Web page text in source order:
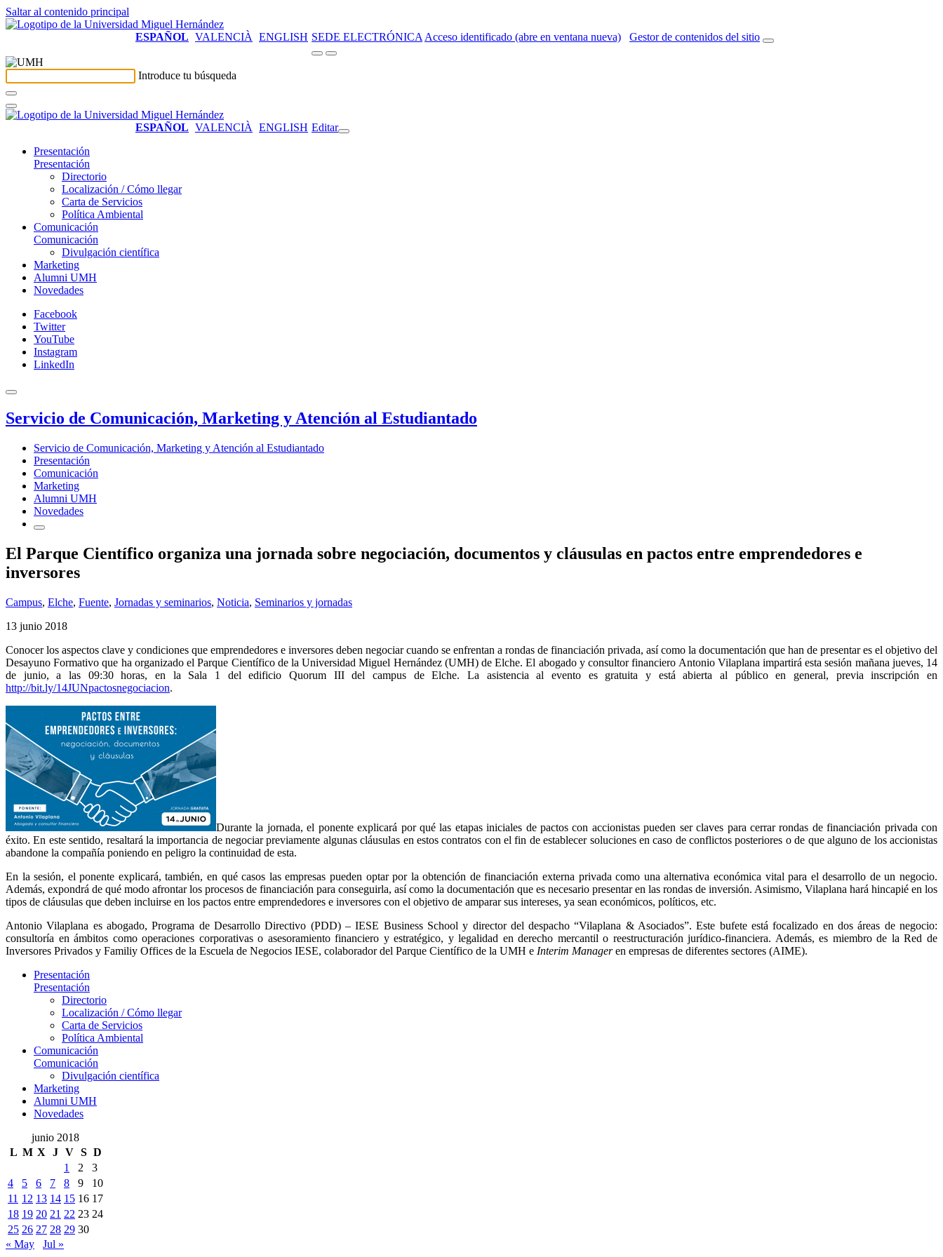
Saltar al contenido principal
ESPAÑOL VALENCIÀ ENGLISH SEDE ELECTRÓNICA Acceso identificado (abre en ventana nueva) Gestor de contenidos del sitio
Introduce tu búsqueda
ESPAÑOL VALENCIÀ ENGLISH Editar
Presentación
Presentación
Directorio
Localización / Cómo llegar
Carta de Servicios
Política Ambiental
Comunicación
Comunicación
Divulgación científica
Marketing
Alumni UMH
Novedades
Facebook
Twitter
YouTube
Instagram
LinkedIn
Servicio de Comunicación, Marketing y Atención al Estudiantado
Servicio de Comunicación, Marketing y Atención al Estudiantado
Presentación
Comunicación
Marketing
Alumni UMH
Novedades
El Parque Científico organiza una jornada sobre negociación, documentos y cláusulas en pactos entre emprendedores e
inversores
Campus, Elche, Fuente, Jornadas y seminarios, Noticia, Seminarios y jornadas
13 junio 2018
Conocer los aspectos clave y condiciones que emprendedores e inversores deben negociar cuando se enfrentan a rondas de financiación privada, así como la documentación que han de presentar es el objetivo del
Desayuno Formativo que ha organizado el Parque Científico de la Universidad Miguel Hernández (UMH) de Elche. El abogado y consultor financiero Antonio Vilaplana impartirá esta sesión mañana jueves, 14
de junio, a las 09:30 horas, en la Sala 1 del edificio Quorum III del campus de Elche. La asistencia al evento es gratuita y está abierta al público en general, previa inscripción en
http://bit.ly/14JUNpactosnegociacion.
Durante la jornada, el ponente explicará por qué las etapas iniciales de pactos con accionistas pueden ser claves para cerrar rondas de financiación privada con
éxito. En este sentido, resaltará la importancia de negociar previamente algunas cláusulas en estos contratos con el fin de establecer soluciones en caso de conflictos posteriores o de que alguno de los accionistas
abandone la compañía poniendo en peligro la continuidad de esta.
En la sesión, el ponente explicará, también, en qué casos las empresas pueden optar por la obtención de financiación externa privada como una alternativa económica vital para el desarrollo de un negocio.
Además, expondrá de qué modo afrontar los procesos de financiación para conseguirla, así como la documentación que es necesario presentar en las rondas de inversión. Asimismo, Vilaplana hará hincapié en los
tipos de cláusulas que deben incluirse en los pactos entre emprendedores e inversores con el objetivo de amparar sus intereses, ya sean económicos, políticos, etc.
Antonio Vilaplana es abogado, Programa de Desarrollo Directivo (PDD) – IESE Business School y director del despacho “Vilaplana & Asociados”. Este bufete está focalizado en dos áreas de negocio:
consultoría en ámbitos como operaciones corporativas o asesoramiento financiero y estratégico, y legalidad en derecho mercantil o reestructuración jurídico-financiera. Además, es miembro de la Red de
Inversores Privados y Familiy Offices de la Escuela de Negocios IESE, colaborador del Parque Científico de la UMH e Interim Manageren empresas de diferentes sectores (AIME).
Presentación
Presentación
Directorio
Localización / Cómo llegar
Carta de Servicios
Política Ambiental
Comunicación
Comunicación
Divulgación científica
Marketing
Alumni UMH
Novedades
junio 2018
L M X J V S D
1
2
3
4
5 6 7 8 9
10
11 12 13 14 15 16 17
18 19 20 21 22 23 24
25 26 27 28 29 30
« May
Jul »